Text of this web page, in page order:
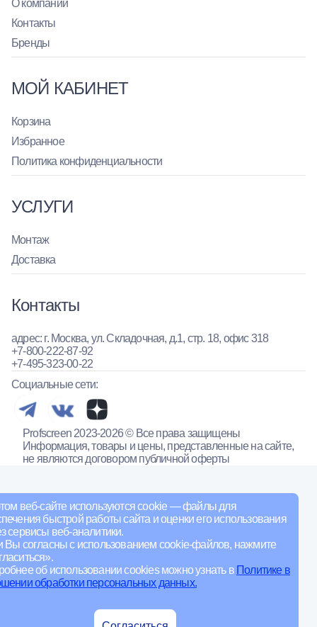
веб-сайте используются cookie — файлы для
быстрой работы сайта и оценки его использования
сервисы веб-аналитики.
Вы согласны с использованием cookie-файлов, нажмите
об использовании cookies можно узнать в Политике в
обработки персональных данных.
О компании
Контакты
Бренды
МОЙ КАБИНЕТ
Корзина
Избранное
Политика конфиденциальности
УСЛУГИ
Монтаж
Доставка
Контакты
адрес: г. Москва, ул. Складочная, д.1, стр. 18, офис 318
+7-800-222-87-92
+7-495-323-00-22
Социальные сети:
Profscreen 2023-2026 © Все права защищены
Информация, товары и цены, представленные на сайте,
не являются договором публичной оферты